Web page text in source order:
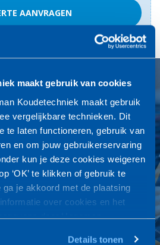
maakt gebruik van cookies
Koudetechniek maakt gebruik
vergelijkbare technieken. Dit
te laten functioneren, gebruik van
en om jouw gebruikerservaring
kun je deze cookies weigeren
‘OK’ te klikken of gebruik te
je akkoord met de plaatsing
over cookies en het
door Hegeman
Details tonen
AANVRAGEN
dagen per week en 24 uur per dag
installaties.
kunnen wij snel en
320 370 |